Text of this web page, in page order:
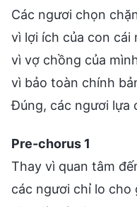
Các ngươi chọn
vì lợi ích của con cái
vì vợ chồng của
vì bảo toàn chính
Đúng, các ngươi lựa
Pre-chorus 1
Thay vì quan tâm
các ngươi chỉ lo cho